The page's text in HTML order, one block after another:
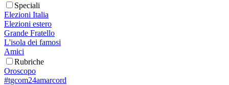
Speciali
Elezioni Italia
Elezioni estero
Grande Fratello
L'isola dei famosi
Amici
Rubriche
Oroscopo
#tgcom24amarcord